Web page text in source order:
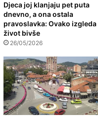
Djeca joj klanjaju pet puta
dnevno, a ona ostala
pravoslavka: Ovako izgleda
život bivše
26/05/2026